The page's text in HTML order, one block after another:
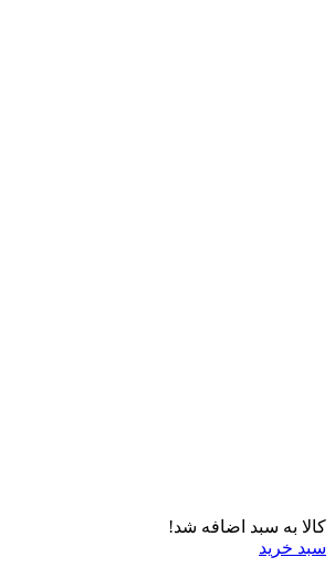
کالا به سبد اضافه شد!
سبد خرید